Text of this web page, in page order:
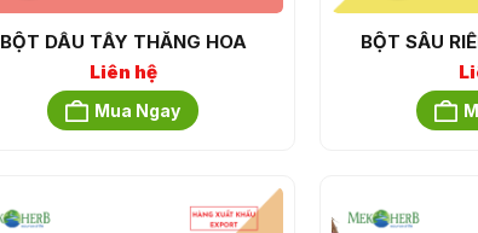
BỘT DÂU TÂY THĂNG HOA
Liên hệ
Mua Ngay
BỘT SẦU